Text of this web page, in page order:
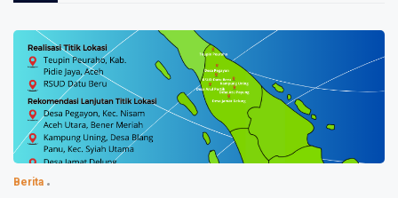
Berita